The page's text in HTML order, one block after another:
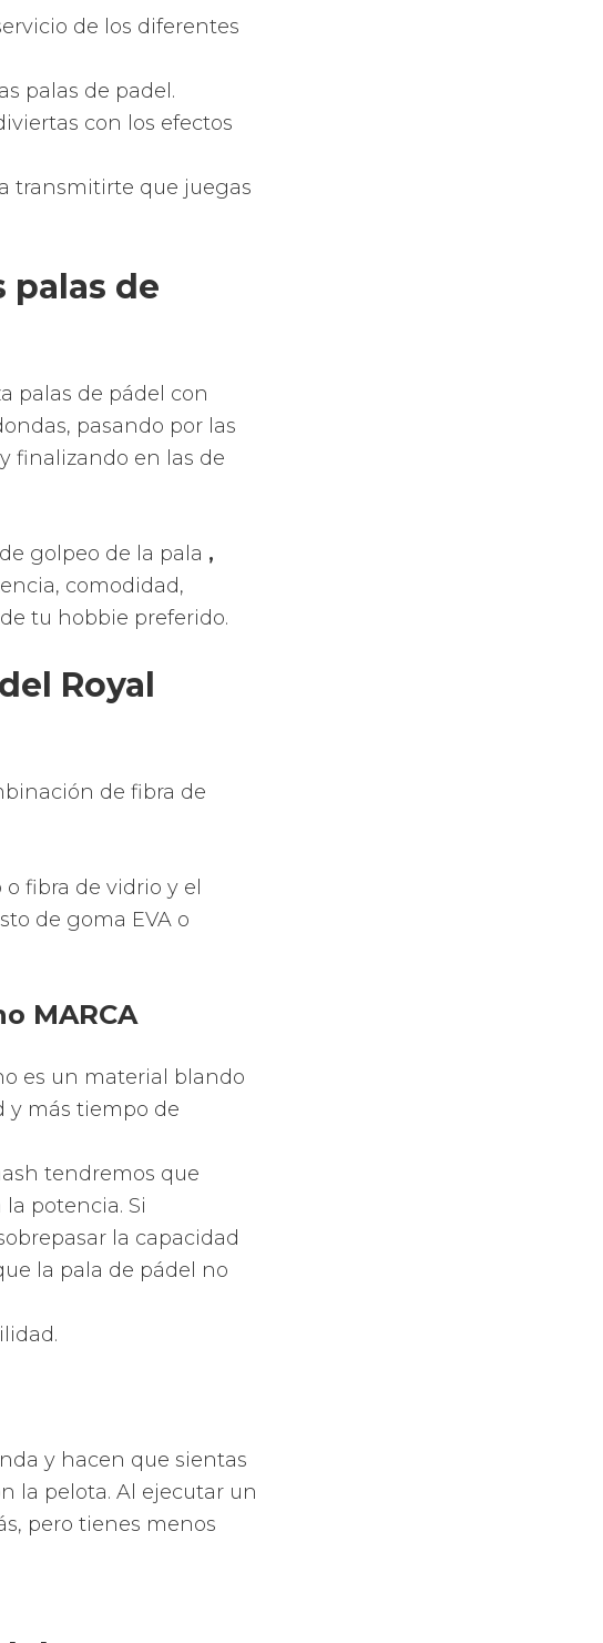
golpes más difíciles.
de tus golpes.
golpe.
que te puedes imaginar.
que se te escape
puedes tener.
incremento del punto
aerodinámica,
disposición de
aumentar.
de pádel más
Rossignol
de los diferentes
con los efectos
transmitirte que juegas
de
palas de pádel con
pasando por las
finalizando en las de
comodidad,
tu hobbie preferido.
Royal